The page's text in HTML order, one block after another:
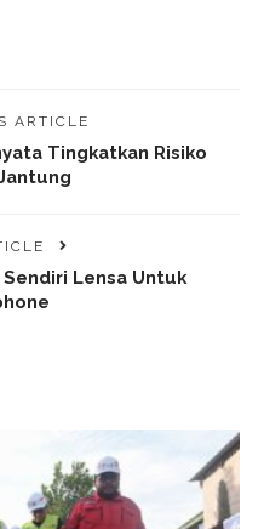
ARTICLE
Tingkatkan Risiko
Lensa Untuk